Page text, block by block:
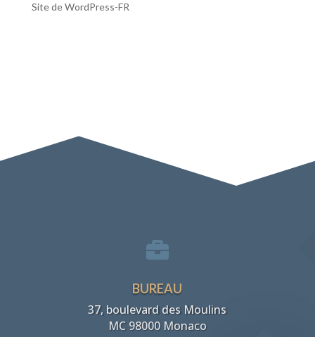
Site de WordPress-FR

BUREAU
37, boulevard des Moulins
MC 98000 Monaco